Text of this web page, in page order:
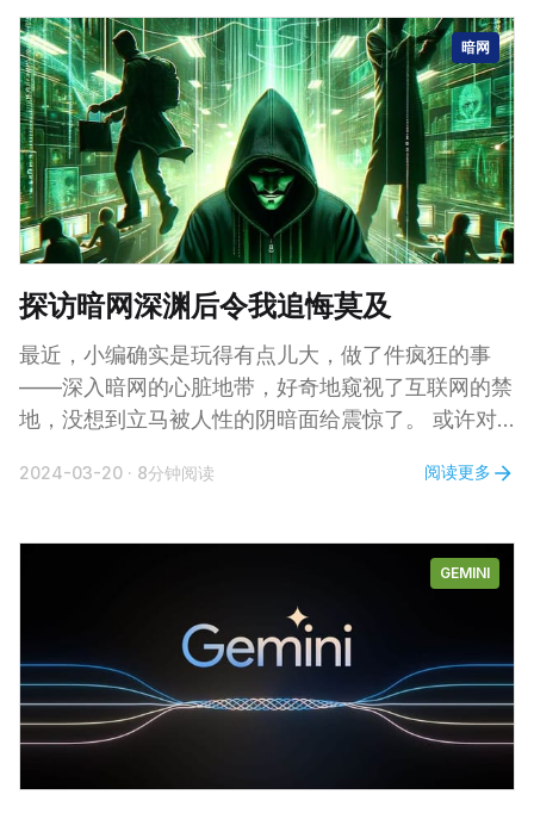
已成长为 OpenAI GPT-4 最有力的竞争对手。 然而,
随着越来越多的人蜂拥体验Claude所提供的服务，
在注册过程中出现了一个常见问题。许多用户报告，
在对他们最近的活动进行自动审查后，他们的账户会
被立即禁用。
暗网
探访暗网深渊后令我追悔莫及
最近，小编确实是玩得有点儿大，做了件疯狂的事
——深入暗网的心脏地带，好奇地窥视了互联网的禁
地，没想到立马被人性的阴暗面给震惊了。 或许对
第一次接触到这个概念的人，我来简单科普一下：暗
们得先对深网有所了解。不管怎样，暗网是互联网上
一个神秘而难以追踪的加密数字生态圈，这里藏匿着
各路犯罪分子，从贩毒集团到被联合国制裁的恐怖组
织，再到政治异见者、匿名记者乃至政府间谍，无奇
不有。 暗网 VS 深网 让我们来探索一下深网(Deep
Web)和暗网(Dark Web)
2024-03-20 · 8分钟阅读 阅读更多
GEMINI